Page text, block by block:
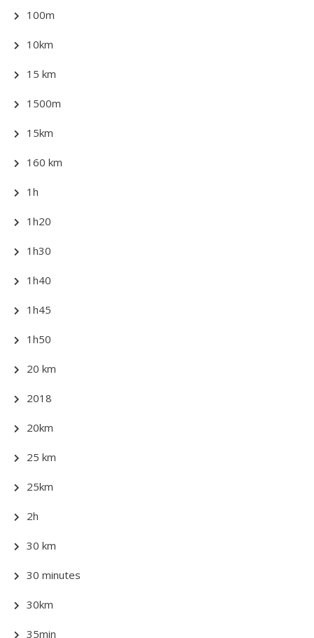
100m
10km
15 km
1500m
15km
160 km
1h
1h20
1h30
1h40
1h45
1h50
20 km
2018
20km
25 km
25km
2h
30 km
30 minutes
30km
35min